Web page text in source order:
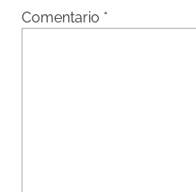
Comentario *